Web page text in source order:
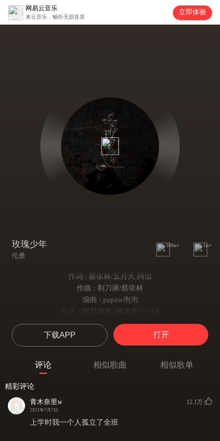
网易云音乐
来云音乐，畅听无损音质
立即体验
玫瑰少年
伦桑
100w+ 1w+
作词 : 蔡依林/五月天 阿信
作曲 : 剃刀蔣/蔡依林
编曲 : papaw泡泡
出品：网易飓风×网易青云LAB
谁把谁的灵魂
装进谁的身体
谁把谁的身体
乱世总是最 不缺耳语
生而为人无罪
下载APP 打开
评论 相似歌曲 相似歌单
精彩评论
青木奈里w
2021年7月7日
12.1万
上学时我一个人孤立了全班